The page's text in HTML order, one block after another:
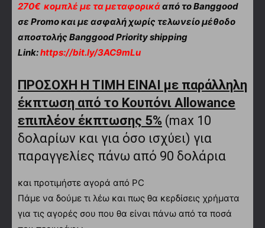
270€ κομπλέ με τα μεταφορικάαπό το Banggood
σε Promo και με ασφαλή χωρίς τελωνείο μέθοδο
αποστολής Banggood Priority shipping
Link:https://bit.ly/3AC9mLu
ΠΡΟΣΟΧΗ Η ΤΙΜΗ ΕΙΝΑΙ με παράλληλη
έκπτωση από το Κουπόνι Allowance
επιπλέον έκπτωσης 5% (max 10
δολαρίων και για όσο ισχύει) για
παραγγελίες πάνω από 90 δολάρια
και προτιμήστε αγορά από PC
Πάμε να δούμε τι λέω και πως θα κερδίσεις χρήματα
για τις αγορές σου που θα είναι πάνω από τα ποσά